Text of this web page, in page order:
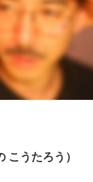
こうたろう）